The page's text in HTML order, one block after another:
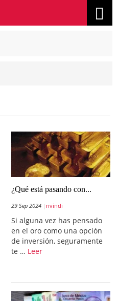
¿Qué está pasando con...
29 Sep 2024 nvindi
Si alguna vez has pensado
en el oro como una opción
de inversión, seguramente
te … Leer